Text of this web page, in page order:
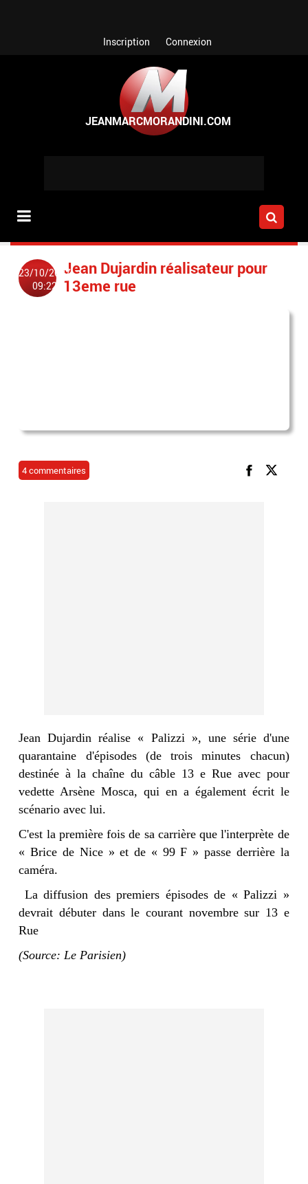
Inscription Connexion
23/10/2007
09:22
Jean Dujardin réalisateur pour
13eme rue
4 commentaires
Jean Dujardin réalise « Palizzi », une série d'une
quarantaine d'épisodes (de trois minutes chacun)
destinée à la chaîne du câble 13 e Rue avec pour
vedette Arsène Mosca, qui en a également écrit le
scénario avec lui.
C'est la première fois de sa carrière que l'interprète de
« Brice de Nice » et de « 99 F » passe derrière la
caméra.
La diffusion des premiers épisodes de « Palizzi »
devrait débuter dans le courant novembre sur 13 e
Rue
(Source: Le Parisien)